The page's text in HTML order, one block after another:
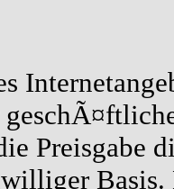
Preisgabe
Basis.